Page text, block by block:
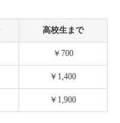
のお知らせ
行会開催！
高校生まで
￥700
￥1,400
￥1,900